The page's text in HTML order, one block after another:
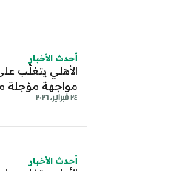
أحدث الأخبار
الأهلي يتغلّب
مواجهة مؤجلة
٢٤ فبراير، ٢٠٢٦
أحدث الأخبار